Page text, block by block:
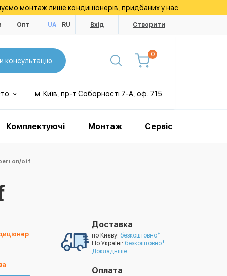
монтаж лише кондиціонерів, придбаних у нас.
Опт UA RU Вхід Створити
консультацію
0
м. Київ, пр-т Соборності 7-А, оф. 715
Комплектуючі Монтаж Сервіс
on/off
Доставка
по Києву: безкоштовно*
По УкраЇні: безкоштовно*
Докладніше
Оплата